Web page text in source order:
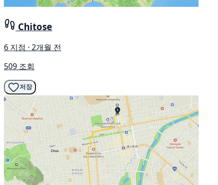
Chitose
6 지점 · 2개월 전
509 조회
저장